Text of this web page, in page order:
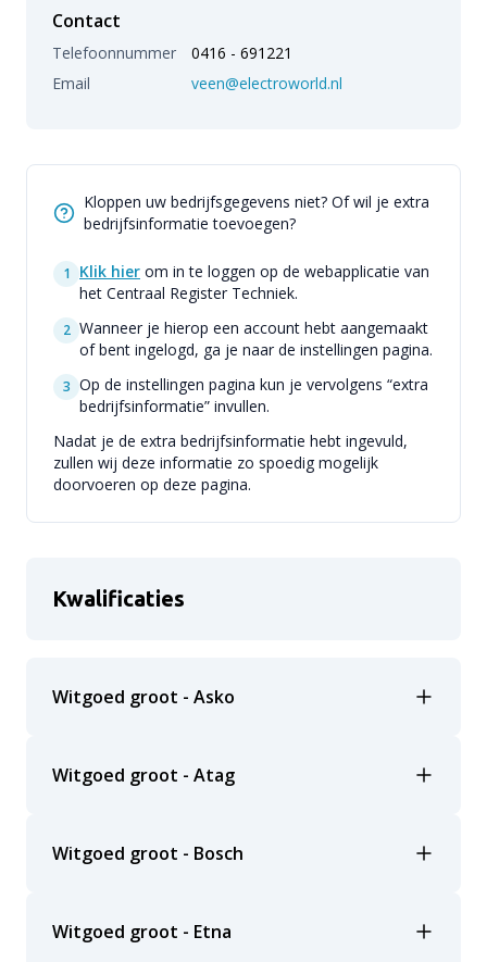
Contact
Telefoonnummer
0416 - 691221
Email
veen@electroworld.nl
Kloppen uw bedrijfsgegevens niet? Of wil je extra
bedrijfsinformatie toevoegen?
1 Klik hier om in te loggen op de webapplicatie van
het Centraal Register Techniek.
2 Wanneer je hierop een account hebt aangemaakt
of bent ingelogd, ga je naar de instellingen pagina.
3 Op de instellingen pagina kun je vervolgens “extra
bedrijfsinformatie” invullen.
Nadat je de extra bedrijfsinformatie hebt ingevuld,
zullen wij deze informatie zo spoedig mogelijk
doorvoeren op deze pagina.
Kwalificaties
Witgoed groot - Asko
Witgoed groot - Atag
Witgoed groot - Bosch
Witgoed groot - Etna